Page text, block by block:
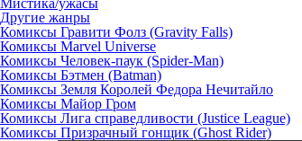
Мистика/ужасы
Другие жанры
Комиксы Гравити Фолз (Gravity Falls)
Комиксы Marvel Universe
Комиксы Человек-паук (Spider-Man)
Комиксы Бэтмен (Batman)
Комиксы Земля Королей Федора Нечитайло
Комиксы Майор Гром
Комиксы Лига справедливости (Justice League)
Комиксы Призрачный гонщик (Ghost Rider)